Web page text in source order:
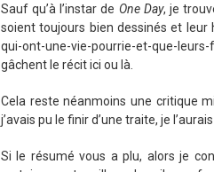
Sauf qu’à l’instar de One Day, je
soient toujours bien dessinés et
qui-ont-une-vie-pourrie-et-que-
gâchent le récit ici ou là.
Cela reste néanmoins une critique
j’avais pu le finir d’une traite, je
Si le résumé vous a plu, alors je